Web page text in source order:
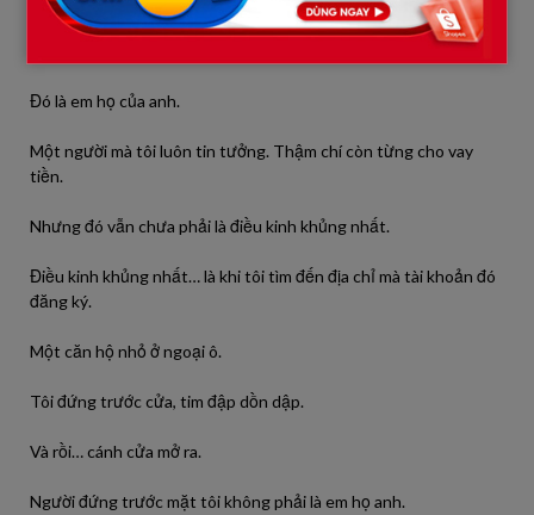
Đó là em họ của anh.
Một người mà tôi luôn tin tưởng. Thậm chí còn từng cho vay
tiền.
Nhưng đó vẫn chưa phải là điều kinh khủng nhất.
Điều kinh khủng nhất… là khi tôi tìm đến địa chỉ mà tài khoản đó
đăng ký.
Một căn hộ nhỏ ở ngoại ô.
Tôi đứng trước cửa, tim đập dồn dập.
Và rồi… cánh cửa mở ra.
Người đứng trước mặt tôi không phải là em họ anh.